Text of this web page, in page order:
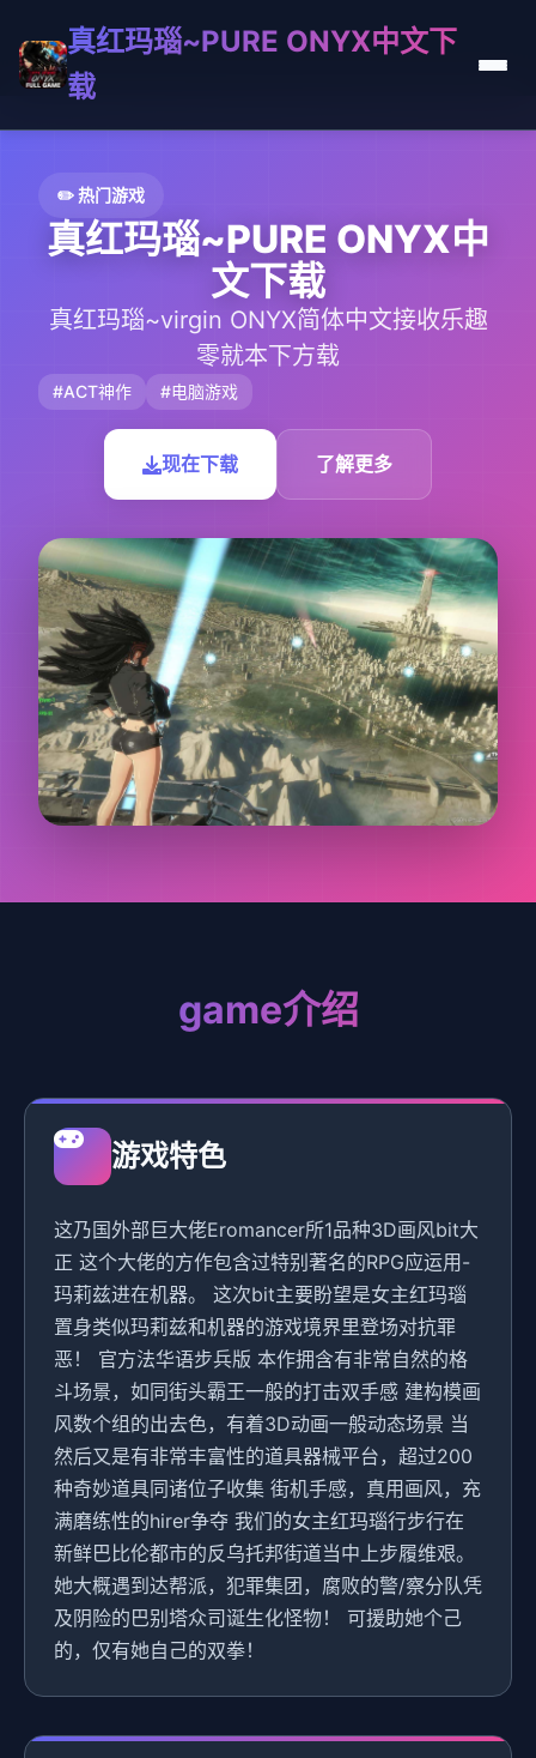
真红玛瑙~PURE ONYX中文下
载
✏️ 热门游戏
真红玛瑙~PURE ONYX中
文下载
真红玛瑙~virgin ONYX简体中文接收乐趣
零就本下方载
#ACT神作 #电脑游戏
现在下载 了解更多
game介绍
游戏特色
这乃国外部巨大佬Eromancer所1品种3D画风bit大
正 这个大佬的方作包含过特别著名的RPG应运用-
玛莉兹进在机器。 这次bit主要盼望是女主红玛瑙
置身类似玛莉兹和机器的游戏境界里登场对抗罪
恶！ 官方法华语步兵版 本作拥含有非常自然的格
斗场景，如同街头霸王一般的打击双手感 建构模画
风数个组的出去色，有着3D动画一般动态场景 当
然后又是有非常丰富性的道具器械平台，超过200
种奇妙道具同诸位子收集 街机手感，真用画风，充
满磨练性的hirer争夺 我们的女主红玛瑙行步行在
新鲜巴比伦都市的反乌托邦街道当中上步履维艰。
她大概遇到达帮派，犯罪集团，腐败的警/察分队凭
及阴险的巴别塔众司诞生化怪物！ 可援助她个己
的，仅有她自己的双拳！